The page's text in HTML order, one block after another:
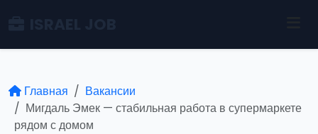
Главная
Вакансии
Мигдаль Эмек — стабильная работа в супермаркете
рядом с домом